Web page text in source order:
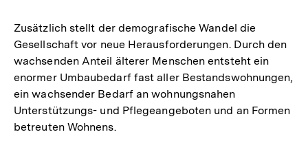
Zusätzlich stellt der demografische Wandel die
Gesellschaft vor neue Herausforderungen. Durch den
wachsenden Anteil älterer Menschen entsteht ein
enormer Umbaubedarf fast aller Bestandswohnungen,
ein wachsender Bedarf an wohnungsnahen
Unterstützungs- und Pflegeangeboten und an Formen
betreuten Wohnens.